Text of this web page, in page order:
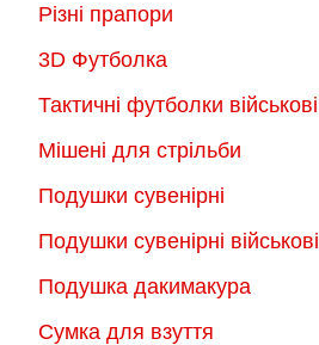
Різні прапори
3D Футболка
Тактичні футболки військові
Мішені для стрільби
Подушки сувенірні
Подушки сувенірні військові
Подушка дакимакура
Сумка для взуття